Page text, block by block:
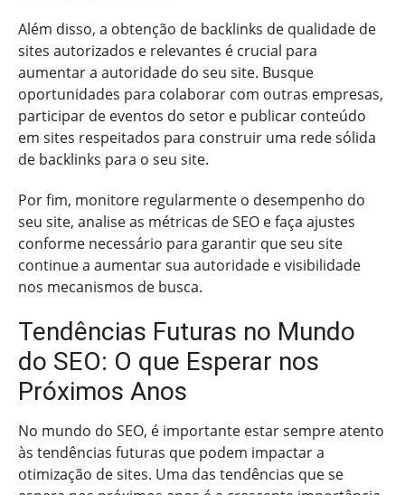
Além disso, a obtenção de backlinks de qualidade de
sites autorizados e relevantes é crucial para
aumentar a autoridade do seu site. Busque
oportunidades para colaborar com outras empresas,
participar de eventos do setor e publicar conteúdo
em sites respeitados para construir uma rede sólida
de backlinks para o seu site.
Por fim, monitore regularmente o desempenho do
seu site, analise as métricas de SEO e faça ajustes
conforme necessário para garantir que seu site
continue a aumentar sua autoridade e visibilidade
nos mecanismos de busca.
Tendências Futuras no Mundo
do SEO: O que Esperar nos
Próximos Anos
No mundo do SEO, é importante estar sempre atento
às tendências futuras que podem impactar a
otimização de sites. Uma das tendências que se